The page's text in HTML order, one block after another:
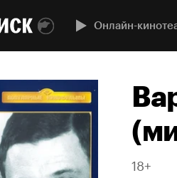
Онлайн-
(
18+